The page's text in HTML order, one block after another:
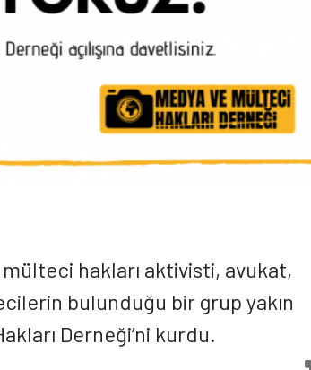
hakları aktivisti, avukat,
bulunduğu bir grup yakın
Derneği’ni kurdu.